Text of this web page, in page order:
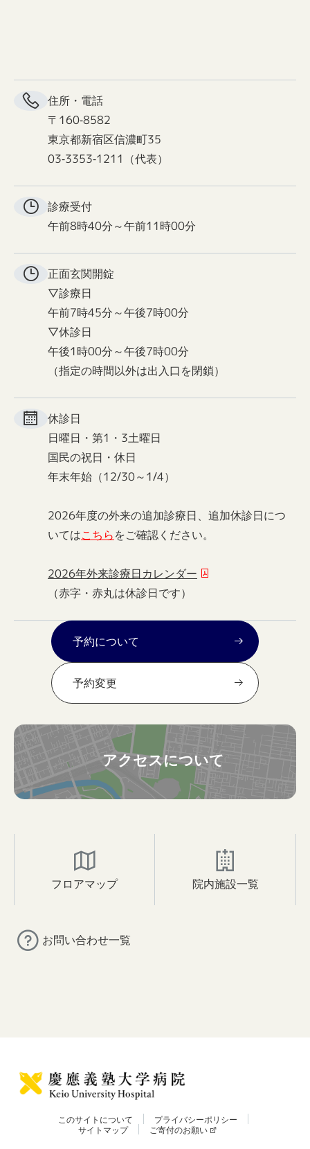
住所・電話
〒160-8582
東京都新宿区信濃町35
03-3353-1211（代表）
診療受付
午前8時40分～午前11時00分
正面玄関開錠
▽診療日
午前7時45分～午後7時00分
▽休診日
午後1時00分～午後7時00分
（指定の時間以外は出入口を閉鎖）
休診日
日曜日・第1・3土曜日
国民の祝日・休日
年末年始（12/30～1/4）
2026年度の外来の追加診療日、追加休診日につ
いてはこちらをご確認ください。
2026年外来診療日カレンダー
（赤字・赤丸は休診日です）
予約について
予約変更
アクセスについて
フロアマップ 院内施設一覧
お問い合わせ一覧
このサイトについて
プライバシーポリシー
サイトマップ
ご寄付のお願い